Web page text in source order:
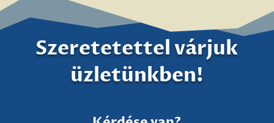
Szeretetettel várjuk
üzletünkben!